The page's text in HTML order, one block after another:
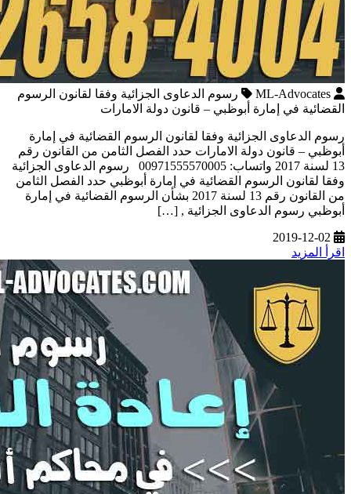
ML-Advocates
رسوم الدعاوى الجزائية وفقا لقانون الرسوم
القضائية في إمارة أبوظبي – قانون دولة الامارات
رسوم الدعاوى الجزائية وفقا لقانون الرسوم القضائية في إمارة
أبوظبي – قانون دولة الامارات حدد الفصل الثامن من القانون رقم
13 لسنة 2017 واتساب: 00971555570005 رسوم الدعاوى الجزائية
وفقا لقانون الرسوم القضائية في إمارة أبوظبي حدد الفصل الثامن
من القانون رقم 13 لسنة 2017 بشأن الرسوم القضائية في إمارة
أبوظبي رسوم الدعاوى الجزائية , […]
2019-12-02
اقرأ المزيد